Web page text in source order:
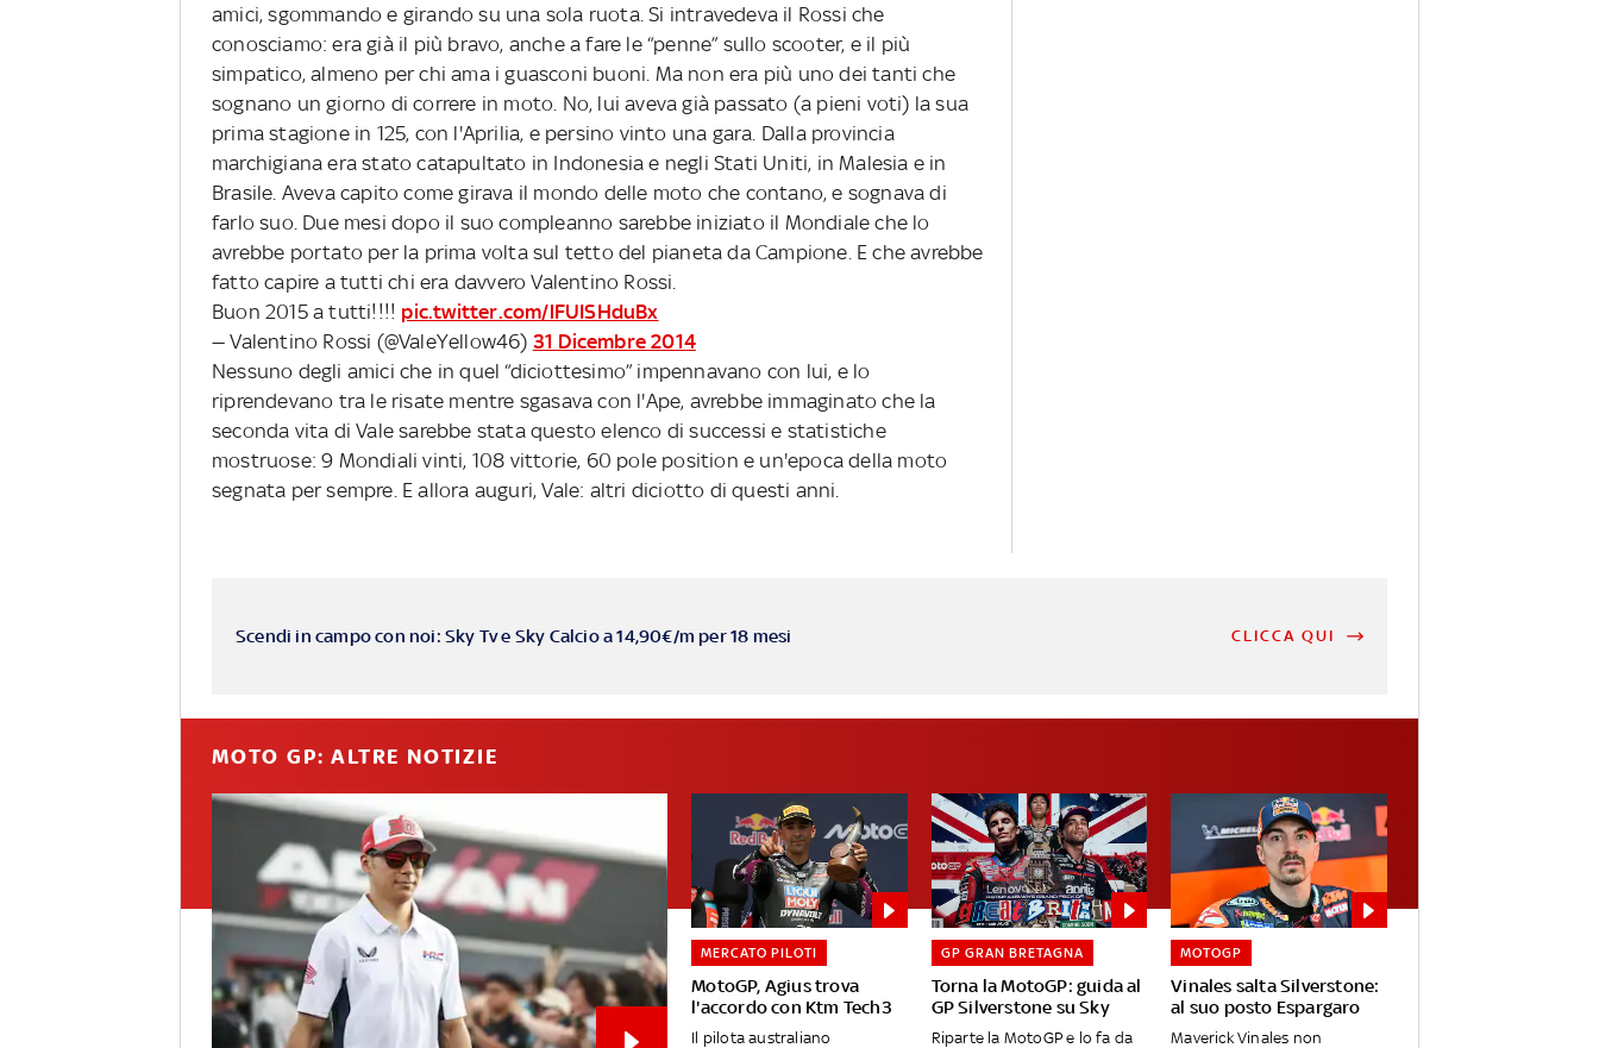
amici, sgommando e girando su una sola ruota. Si intravedeva il Rossi che
conosciamo: era già il più bravo, anche a fare le “penne” sullo scooter, e il più
simpatico, almeno per chi ama i guasconi buoni. Ma non era più uno dei tanti che
sognano un giorno di correre in moto. No, lui aveva già passato (a pieni voti) la sua
prima stagione in 125, con l'Aprilia, e persino vinto una gara. Dalla provincia
marchigiana era stato catapultato in Indonesia e negli Stati Uniti, in Malesia e in
Brasile. Aveva capito come girava il mondo delle moto che contano, e sognava di
farlo suo. Due mesi dopo il suo compleanno sarebbe iniziato il Mondiale che lo
avrebbe portato per la prima volta sul tetto del pianeta da Campione. E che avrebbe
fatto capire a tutti chi era davvero Valentino Rossi.
Buon 2015 a tutti!!!! pic.twitter.com/lFUISHduBx
— Valentino Rossi (@ValeYellow46) 31 Dicembre 2014
Nessuno degli amici che in quel “diciottesimo” impennavano con lui, e lo
riprendevano tra le risate mentre sgasava con l'Ape, avrebbe immaginato che la
seconda vita di Vale sarebbe stata questo elenco di successi e statistiche
mostruose: 9 Mondiali vinti, 108 vittorie, 60 pole position e un'epoca della moto
segnata per sempre. E allora auguri, Vale: altri diciotto di questi anni.
Scendi in campo con noi: Sky Tv e Sky Calcio a 14,90€/m per 18 mesi CLICCA QUI
MOTO GP: ALTRE NOTIZIE
MotoGP, Agius trova
l'accordo con Ktm Tech3
MERCATO PILOTI
Il pilota australiano
Torna la MotoGP: guida al
GP Silverstone su Sky
GP GRAN BRETAGNA
Riparte la MotoGP e lo fa da
Vinales salta Silverstone:
al suo posto Espargaro
MOTOGP
Maverick Vinales non